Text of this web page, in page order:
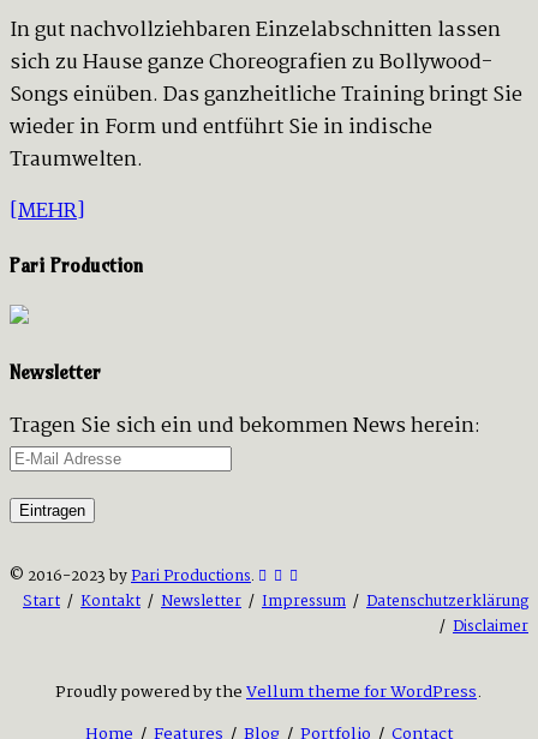
In gut nachvollziehbaren Einzelabschnitten lassen
sich zu Hause ganze Choreografien zu Bollywood-
Songs einüben. Das ganzheitliche Training bringt Sie
wieder in Form und entführt Sie in indische
Traumwelten.
[MEHR]
Pari Production
Newsletter
Tragen Sie sich ein und bekommen News herein:
© 2016-2023 byPari Productions.
Start / Kontakt / Newsletter / Impressum / Datenschutzerklärung
/ Disclaimer
Proudly powered by theVellum theme for WordPress.